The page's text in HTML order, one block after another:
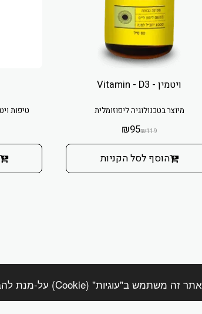
אתר זה משתמש ב"עוגיות" (Cookie) על-מנת להבטיח שתהנה מהחוויה הטובה ביותר באתר שלך.
ויטמין - Vitamin - D3
מיוצר בטכנולוגיה ליפוזומלית
₪119
₪95
הוסף לסל הקניות